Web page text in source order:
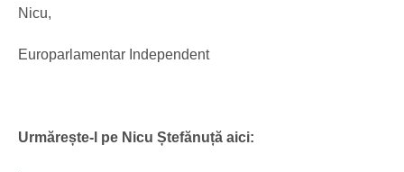
Nicu,
Europarlamentar Independent
Urmărește-l pe Nicu Ștefănuță aici: